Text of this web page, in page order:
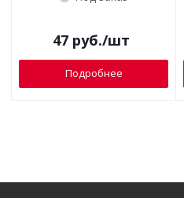
47руб./шт
Подробнее